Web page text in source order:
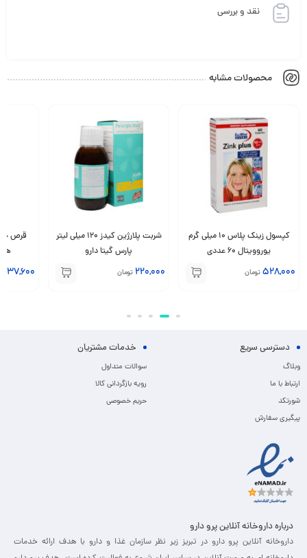
نقد و بررسی
محصولات مشابه
کپسول زینک پلاس 10 میلی گرم
یوروویتال 60 عددی
528,000تومان
شربت پلارژین کیدز 120 میلی لیتر
پارس گیتا دارو
220,000 تومان
قرص
هلث
237,600
دسترسی سریع
وبلاگ
ارتباط با ما
شورتکد
پیگیری سفارش
خدمات مشتریان
سوالات متداول
رویه بازگردانی کالا
حریم خصوصی
درباره داروخانه آنلاین پرو دارو
داروخانه آنلاین پرو دارو در تبریز زیر نظر سازمان غذا و دارو با هدف ارائه خدمات